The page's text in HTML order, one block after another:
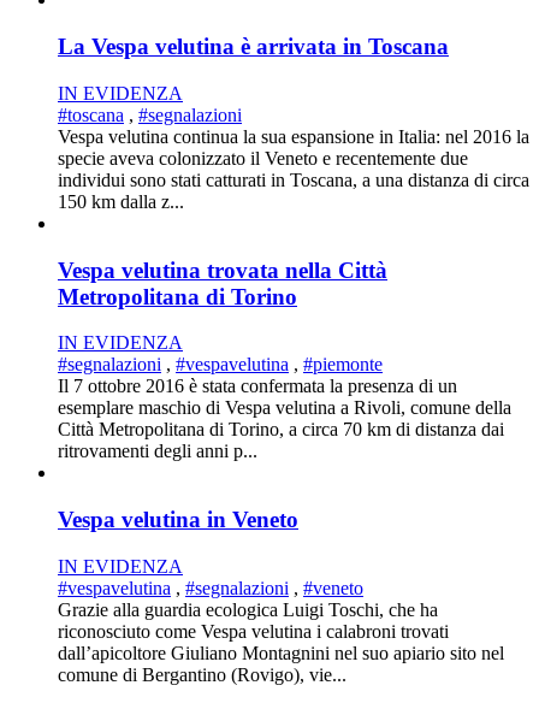
La Vespa velutina è arrivata in Toscana
IN EVIDENZA
#toscana , #segnalazioni
Vespa velutina continua la sua espansione in Italia: nel 2016 la
specie aveva colonizzato il Veneto e recentemente due
individui sono stati catturati in Toscana, a una distanza di circa
150 km dalla z...
Vespa velutina trovata nella Città
Metropolitana di Torino
IN EVIDENZA
#segnalazioni , #vespavelutina , #piemonte
Il 7 ottobre 2016 è stata confermata la presenza di un
esemplare maschio di Vespa velutina a Rivoli, comune della
Città Metropolitana di Torino, a circa 70 km di distanza dai
ritrovamenti degli anni p...
Vespa velutina in Veneto
IN EVIDENZA
#vespavelutina , #segnalazioni , #veneto
Grazie alla guardia ecologica Luigi Toschi, che ha
riconosciuto come Vespa velutina i calabroni trovati
dall’apicoltore Giuliano Montagnini nel suo apiario sito nel
comune di Bergantino (Rovigo), vie...